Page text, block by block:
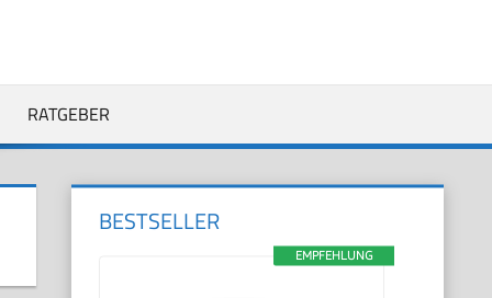
RATGEBER
BESTSELLER
EMPFEHLUNG